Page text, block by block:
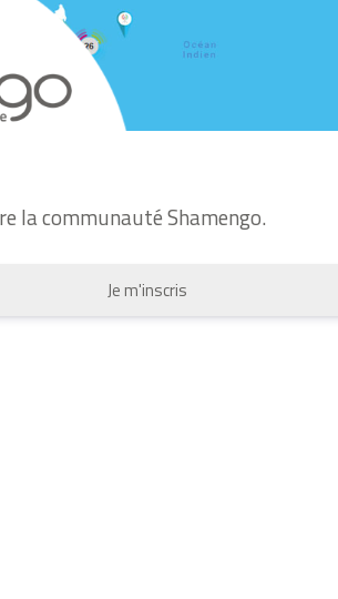
la communauté Shamengo.
Je m'inscris